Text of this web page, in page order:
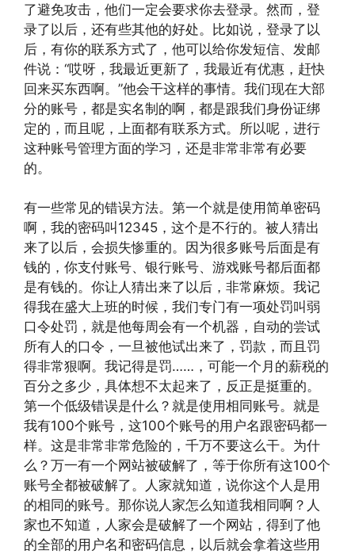
了避免攻击，他们一定会要求你去登录。然而，登
录了以后，还有些其他的好处。比如说，登录了以
后，有你的联系方式了，他可以给你发短信、发邮
件说：“哎呀，我最近更新了，我最近有优惠，赶快
回来买东西啊。”他会干这样的事情。我们现在大部
分的账号，都是实名制的啊，都是跟我们身份证绑
定的，而且呢，上面都有联系方式。所以呢，进行
这种账号管理方面的学习，还是非常非常有必要
的。
有一些常见的错误方法。第一个就是使用简单密码
啊，我的密码叫12345，这个是不行的。被人猜出
来了以后，会损失惨重的。因为很多账号后面是有
钱的，你支付账号、银行账号、游戏账号都后面都
是有钱的。你让人猜出来了以后，非常麻烦。我记
得我在盛大上班的时候，我们专门有一项处罚叫弱
口令处罚，就是他每周会有一个机器，自动的尝试
所有人的口令，一旦被他试出来了，罚款，而且罚
得非常狠啊。我记得是罚……，可能一个月的薪税的
百分之多少，具体想不太起来了，反正是挺重的。
第一个低级错误是什么？就是使用相同账号。就是
我有100个账号，这100个账号的用户名跟密码都一
样。这是非常非常危险的，千万不要这么干。为什
么？万一有一个网站被破解了，等于你所有这100个
账号全都被破解了。人家就知道，说你这个人是用
的相同的账号。那你说人家怎么知道我相同啊？人
家也不知道，人家会是破解了一个网站，得到了他
的全部的用户名和密码信息，以后就会拿着这些用